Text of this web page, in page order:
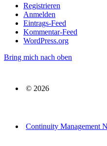
Registrieren
Anmelden
Eintrags-Feed
Kommentar-Feed
WordPress.org
Bring mich nach oben
© 2026
Continuity Management